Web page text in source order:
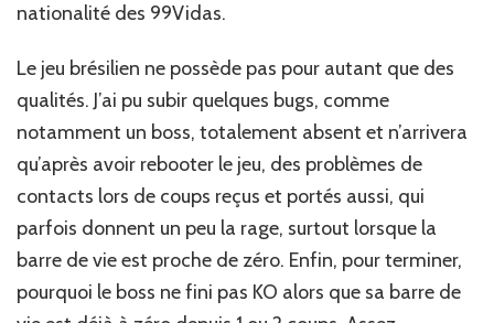
nationalité des 99Vidas.
Le jeu brésilien ne possède pas pour autant que des
qualités. J’ai pu subir quelques bugs, comme
notamment un boss, totalement absent et n’arrivera
qu’après avoir rebooter le jeu, des problèmes de
contacts lors de coups reçus et portés aussi, qui
parfois donnent un peu la rage, surtout lorsque la
barre de vie est proche de zéro. Enfin, pour terminer,
pourquoi le boss ne fini pas KO alors que sa barre de